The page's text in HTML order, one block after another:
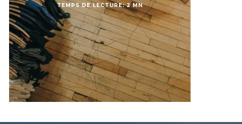
TEMPS DE LECTURE: 2 MN